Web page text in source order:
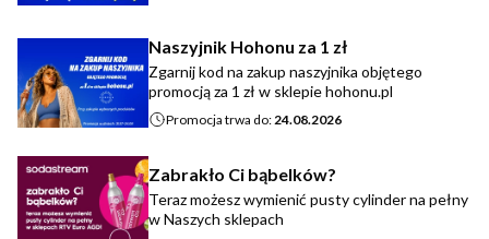
Naszyjnik Hohonu za 1 zł
Zgarnij kod na zakup naszyjnika objętego
promocją za 1 zł w sklepie hohonu.pl
Promocja trwa do:24.08.2026
Zabrakło Ci bąbelków?
Teraz możesz wymienić pusty cylinder na pełny
w Naszych sklepach